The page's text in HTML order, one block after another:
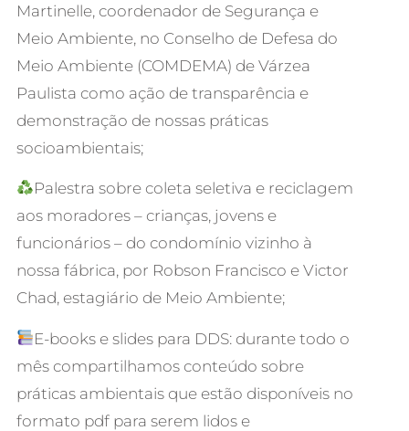
Martinelle, coordenador de Segurança e
Meio Ambiente, no Conselho de Defesa do
Meio Ambiente (COMDEMA) de Várzea
Paulista como ação de transparência e
demonstração de nossas práticas
socioambientais;
Palestra sobre coleta seletiva e reciclagem
aos moradores – crianças, jovens e
funcionários – do condomínio vizinho à
nossa fábrica, por Robson Francisco e Victor
Chad, estagiário de Meio Ambiente;
E-books e slides para DDS: durante todo o
mês compartilhamos conteúdo sobre
práticas ambientais que estão disponíveis no
formato pdf para serem lidos e